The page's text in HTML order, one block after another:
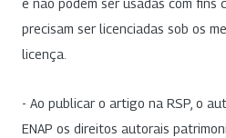
e não podem ser usadas com fins
precisam ser licenciadas sob os
licença.
- Ao publicar o artigo na RSP, o
ENAP os direitos autorais